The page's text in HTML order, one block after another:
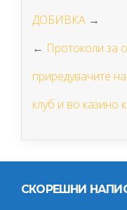
ДОБИВКА →
← Протоколи за
приредувачите
клуб и во казино
СКОРЕШНИ